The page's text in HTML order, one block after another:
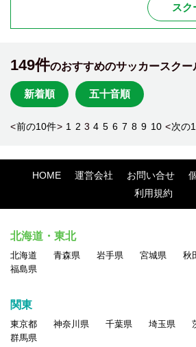
スク
149件のおすすめのサッカースクー
新着順 五十音順
<前の10件> 1 2 3 4 5 6 7 8 9 10 <次の
HOME 運営会社 お問い合せ
利用規約
北海道・東北
北海道 青森県 岩手県 宮城県 秋
福島県
関東
東京都 神奈川県 千葉県 埼玉県
群馬県